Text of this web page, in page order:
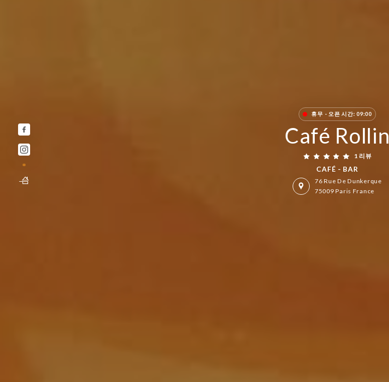
휴무 - 오픈 시간: 09:00
Café Rollin
1 리뷰
CAFÉ - BAR
76 Rue De Dunkerque
75009 Paris France